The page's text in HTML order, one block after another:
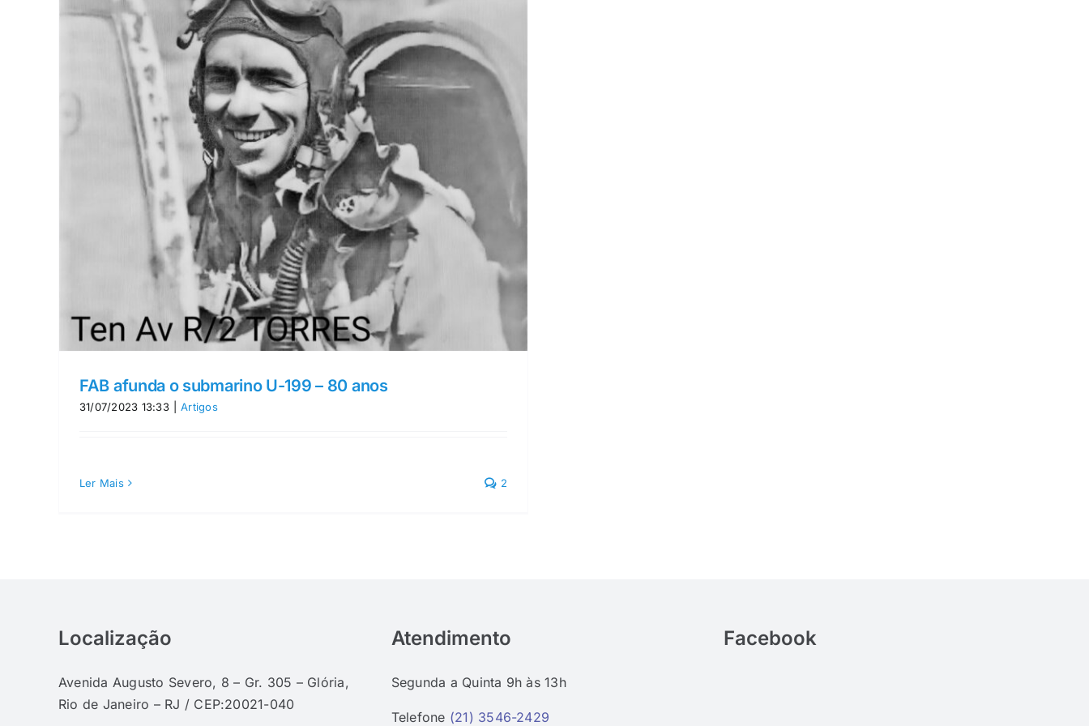
FAB afunda o submarino U-199 – 80 anos
31/07/2023 13:33 Artigos
Ler Mais 2
Localização
Avenida Augusto Severo, 8 – Gr. 305 – Glória,
Rio de Janeiro – RJ / CEP:20021-040
Atendimento
Segunda a Quinta 9h às 13h
Telefone (21) 3546-2429
Facebook